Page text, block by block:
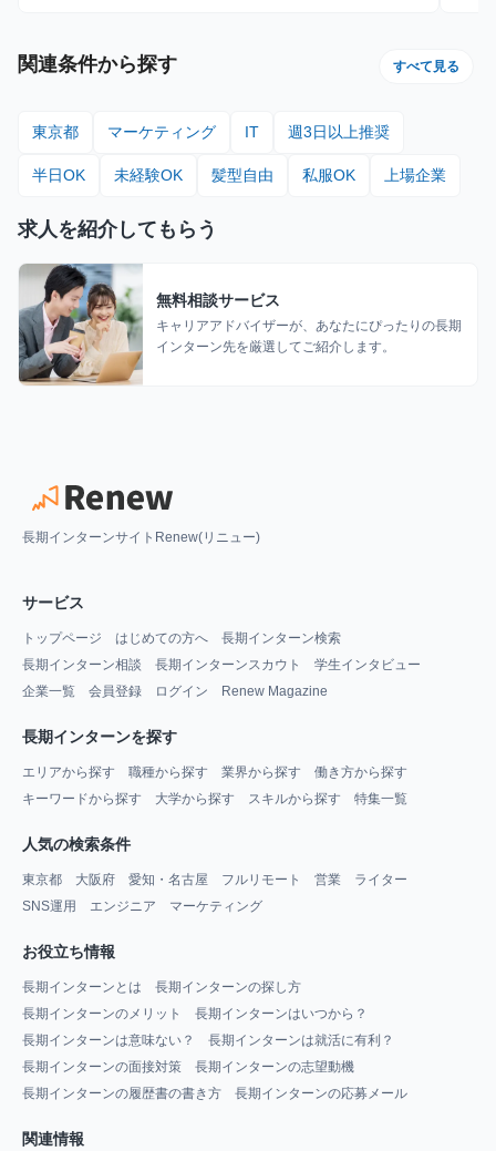
関連条件から探す すべて見る
東京都 マーケティング IT 週3日以上推奨
半日OK 未経験OK 髪型自由 私服OK 上場企業
求人を紹介してもらう
無料相談サービス
キャリアアドバイザーが、あなたにぴったりの長期
インターン先を厳選してご紹介します。
長期インターンサイトRenew(リニュー)
サービス
トップページ はじめての方へ
長期インターン検索
長期インターン相談
長期インターンスカウト
学生インタビュー
企業一覧
会員登録 ログイン Renew Magazine
長期インターンを探す
エリアから探す 職種から探す 業界から探す
働き方から探す
キーワードから探す
大学から探す スキルから探す 特集一覧
人気の検索条件
東京都 大阪府 愛知・名古屋 フルリモート 営業
ライター
SNS運用
エンジニア マーケティング
お役立ち情報
長期インターンとは
長期インターンの探し方
長期インターンのメリット
長期インターンはいつから？
長期インターンは意味ない？
長期インターンは就活に有利？
長期インターンの面接対策
長期インターンの志望動機
長期インターンの履歴書の書き方
長期インターンの応募メール
関連情報